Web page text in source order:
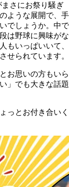
さにお祭り騒ぎ
ような展開で、手
でしょうか。中で
は野球に興味がな
もいっぱいいて、
せられています。
お思いの方もいら
」でも大きな話題
っとお付き合いく